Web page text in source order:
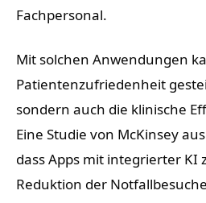
Fachpersonal.
Mit solchen Anwendungen
Patientenzufriedenheit
sondern auch die klinische
Eine Studie von McKinsey
dass Apps mit integrierter KI
Reduktion der